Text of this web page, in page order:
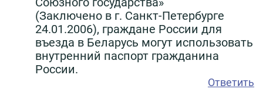
(Заключено в г. Санкт-Петербурге
24.01.2006), граждане России для
въезда в Беларусь могут использовать
внутренний паспорт гражданина
России.
Ответить